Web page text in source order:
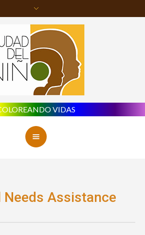
VIDAS
Needs Assistance